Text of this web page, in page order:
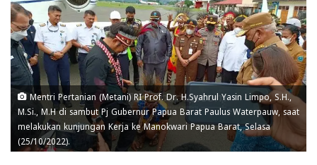
Mentri Pertanian (Metani) RI Prof. Dr. H.Syahrul Yasin Limpo, S.H.,
M.Si., M.H di sambut Pj Gubernur Papua Barat Paulus Waterpauw, saat
melakukan kunjungan Kerja ke Manokwari Papua Barat, Selasa
(25/10/2022).